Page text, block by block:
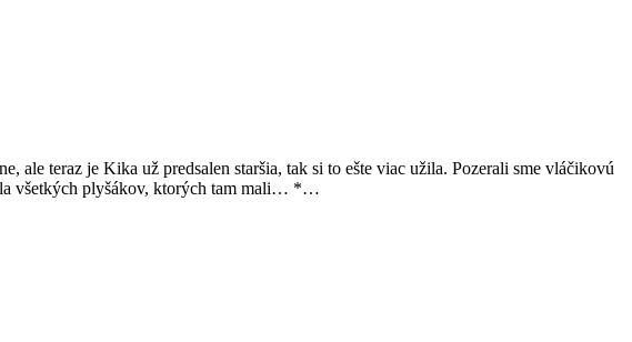
ale teraz je Kika už predsalen staršia, tak si to ešte viac užila. Pozerali sme vláčikovú
všetkých plyšákov, ktorých tam mali… *…